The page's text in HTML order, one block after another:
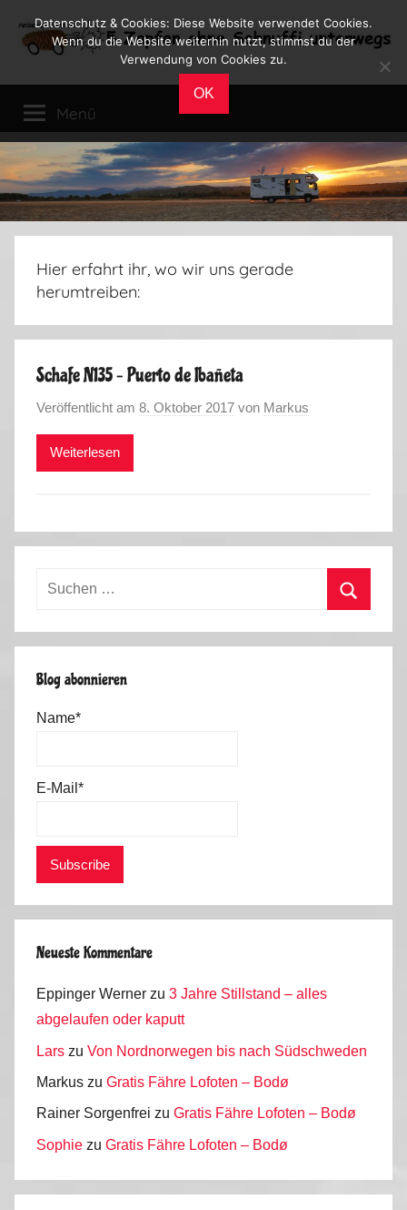
Inhalt
Reiseblog
Leben
im
Wohnmobil
Menü
Hier erfahrt ihr, wo wir uns gerade
herumtreiben:
Schafe N135 – Puerto de Ibañeta
Veröffentlicht am 8. Oktober 2017 von Markus
Weiterlesen
Suchen
Blog abonnieren
Name*
E-Mail*
Neueste Kommentare
Eppinger Werner zu 3 Jahre Stillstand – alles
abgelaufen oder kaputt
Lars zu Von Nordnorwegen bis nach Südschweden
Markus zu Gratis Fähre Lofoten – Bodø
Rainer Sorgenfrei zu Gratis Fähre Lofoten – Bodø
Sophie zu Gratis Fähre Lofoten – Bodø
Datenschutz & Cookies: Diese Website verwendet Cookies.
Wenn du die Website weiterhin nutzt, stimmst du der
Verwendung von Cookies zu.
OK